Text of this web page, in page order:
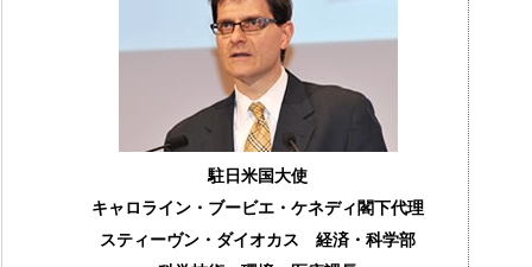
駐日米国大使
キャロライン・ブービエ・ケネディ閣下代理
スティーヴン・ダイオカス 経済・科学部